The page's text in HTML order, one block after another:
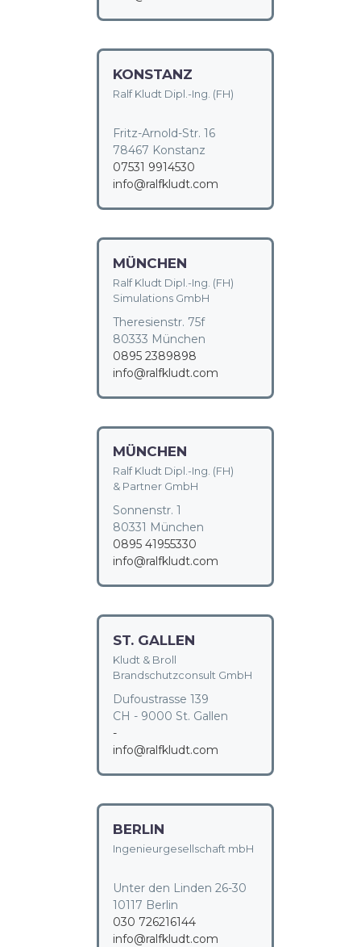
KONSTANZ
Ralf Kludt Dipl.-Ing. (FH)
Fritz-Arnold-Str. 16
78467 Konstanz
07531 9914530
info@ralfkludt.com
MÜNCHEN
Ralf Kludt Dipl.-Ing. (FH)
Simulations GmbH
Theresienstr. 75f
80333 München
0895 2389898
info@ralfkludt.com
MÜNCHEN
Ralf Kludt Dipl.-Ing. (FH)
& Partner GmbH
Sonnenstr. 1
80331 München
0895 41955330
info@ralfkludt.com
ST. GALLEN
Kludt & Broll
Brandschutzconsult GmbH
Dufoustrasse 139
CH - 9000 St. Gallen
-
info@ralfkludt.com
BERLIN
Ingenieurgesellschaft mbH
Unter den Linden 26-30
10117 Berlin
030 726216144
info@ralfkludt.com